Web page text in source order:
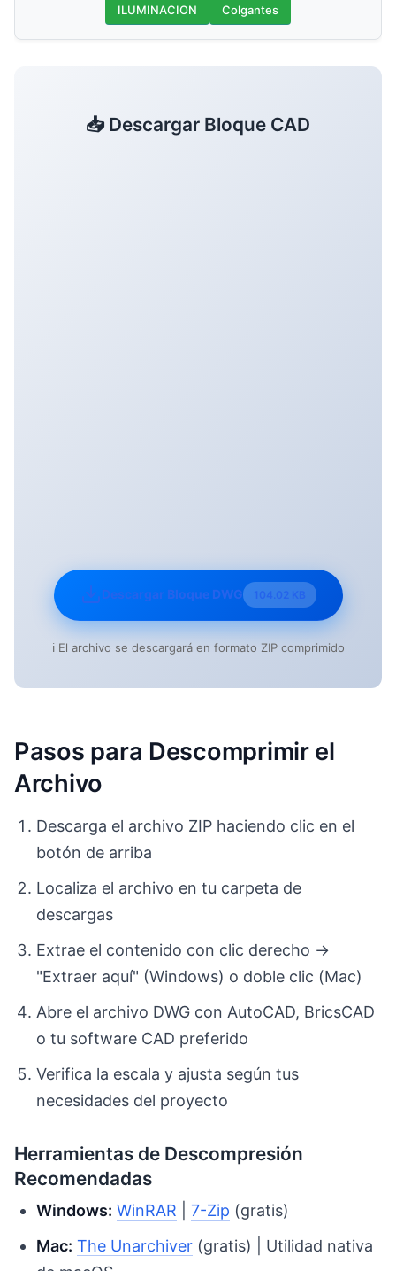
ILUMINACION Colgantes
📥 Descargar Bloque CAD
Descargar Bloque DWG 104.02 KB
ℹ️ El archivo se descargará en formato ZIP comprimido
Pasos para Descomprimir el
Archivo
Descarga el archivo ZIP haciendo clic en el
botón de arriba
Localiza el archivo en tu carpeta de
descargas
Extrae el contenido con clic derecho →
"Extraer aquí" (Windows) o doble clic (Mac)
Abre el archivo DWG con AutoCAD, BricsCAD
o tu software CAD preferido
Verifica la escala y ajusta según tus
necesidades del proyecto
Herramientas de Descompresión
Recomendadas
Windows: WinRAR |7-Zip (gratis)
Mac: The Unarchiver (gratis) | Utilidad nativa